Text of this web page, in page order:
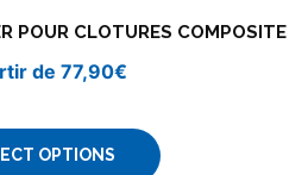
POUR CLOTURES COMPOSITE
de 77,90€
OPTIONS